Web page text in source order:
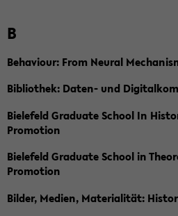
B
Behaviour: From Neural
Bibliothek: Daten- und
Bielefeld Graduate School In
Promotion
Bielefeld Graduate School in
Promotion
Bilder, Medien, Materialität: